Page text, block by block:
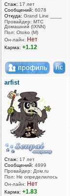
Стаж: 17 лет
Сообщений: 6078
Откуда: Grand Line ____
Провайдер: МТС
Домашний (IXNN)
Пол: Otoko (M)
Он-лайн: Нет
Карма: +1.12
arfist
Стаж: 17 лет
Сообщений: 4899
Провайдер: Дом.ru
Пол: Не определилось
Он-лайн: Нет
Карма: +1.83